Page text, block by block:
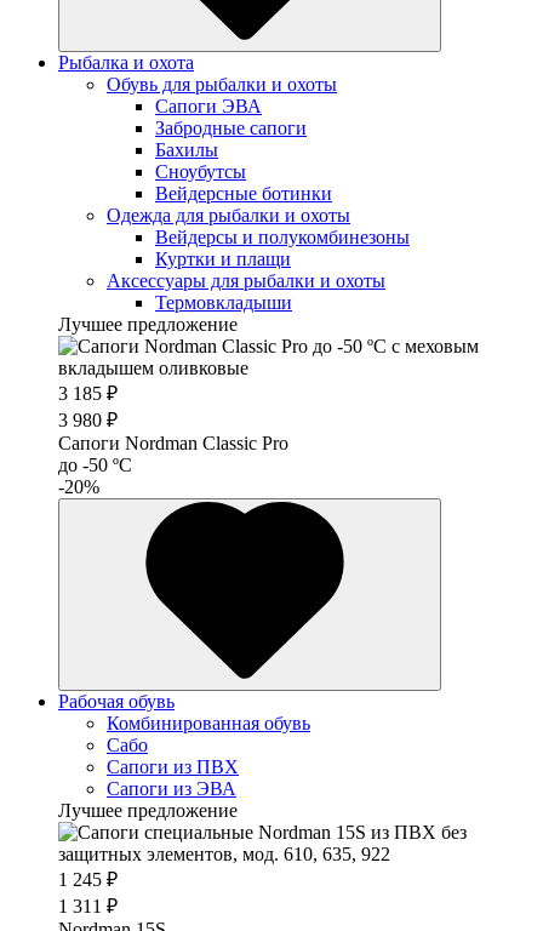
Рыбалка и охота
Обувь для рыбалки и охоты
Сапоги ЭВА
Забродные сапоги
Бахилы
Сноубутсы
Вейдерсные ботинки
Одежда для рыбалки и охоты
Вейдерсы и полукомбинезоны
Куртки и плащи
Аксессуары для рыбалки и охоты
Термовкладыши
Лучшее предложение
3 185 ₽
3 980 ₽
Сапоги Nordman Classic Pro
до -50 ºС
-20%
Рабочая обувь
Комбинированная обувь
Сабо
Сапоги из ПВХ
Сапоги из ЭВА
Лучшее предложение
1 245 ₽
1 311 ₽